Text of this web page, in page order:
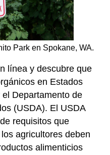
Park en Spokane, WA.
línea y descubre que
en Estados
Departamento de
(USDA). El USDA
requisitos que
agricultores deben
alimenticios